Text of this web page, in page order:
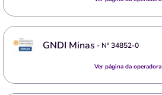
GNDI Minas - Nº34852-0
Ver página da operadora